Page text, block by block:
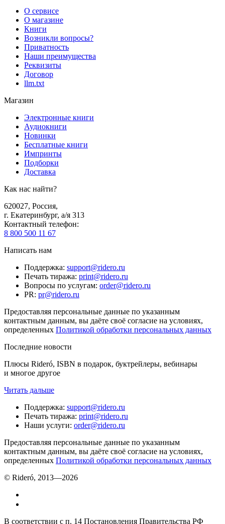
О сервисе
О магазине
Книги
Возникли вопросы?
Приватность
Наши преимущества
Реквизиты
Договор
llm.txt
Магазин
Электронные книги
Аудиокниги
Новинки
Бесплатные книги
Импринты
Подборки
Доставка
Как нас найти?
620027, Россия,
г. Екатеринбург, а/я 313
Контактный телефон:
8 800 500 11 67
Написать нам
Поддержка: support@ridero.ru
Печать тиража: print@ridero.ru
Вопросы по услугам: order@ridero.ru
PR: pr@ridero.ru
Предоставляя персональные данные по указанным
контактным данным, вы даёте своё согласие на условиях,
определенных Политикой обработки персональных данных
Последние новости
Плюсы Rideró, ISBN в подарок, буктрейлеры, вебинары
и многое другое
Читать дальше
Поддержка: support@ridero.ru
Печать тиража: print@ridero.ru
Наши услуги: order@ridero.ru
Предоставляя персональные данные по указанным
контактным данным, вы даёте своё согласие на условиях,
определенных Политикой обработки персональных данных
© Rideró, 2013—2026
В соответствии с п. 14 Постановления Правительства РФ